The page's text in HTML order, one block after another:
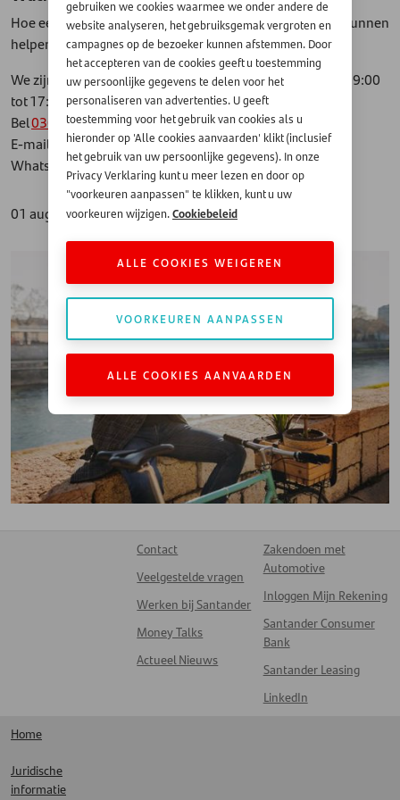
Hoe eerder u contact met ons opneemt, hoe beter wij u kunnen
helpen.
We zijn bereikbaar van maandag tot en met vrijdag van 09:00
tot 17:00 uur.
Bel030-6388400
E-mail
klantbetalingen@santander.nl
WhatsApp0683601965
01 augustus 2024
Contact
Veelgestelde vragen
Werken bij Santander
Money Talks
Actueel Nieuws
Zakendoen met
Automotive
Inloggen Mijn Rekening
Santander Consumer
Bank
Santander Leasing
LinkedIn
Home
Juridische
informatie
gebruiken we cookies waarmee we onder andere de
website analyseren, het gebruiksgemak vergroten en
campagnes op de bezoeker kunnen afstemmen. Door
het accepteren van de cookies geeft u toestemming
uw persoonlijke gegevens te delen voor het
personaliseren van advertenties. U geeft
toestemming voor het gebruik van cookies als u
hieronder op 'Alle cookies aanvaarden' klikt (inclusief
het gebruik van uw persoonlijke gegevens). In onze
Privacy Verklaring kunt u meer lezen en door op
"voorkeuren aanpassen" te klikken, kunt u uw
voorkeuren wijzigen.Cookiebeleid
ALLE COOKIES WEIGEREN
VOORKEUREN AANPASSEN
ALLE COOKIES AANVAARDEN